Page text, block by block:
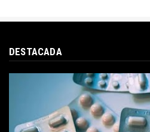
DESTACADA